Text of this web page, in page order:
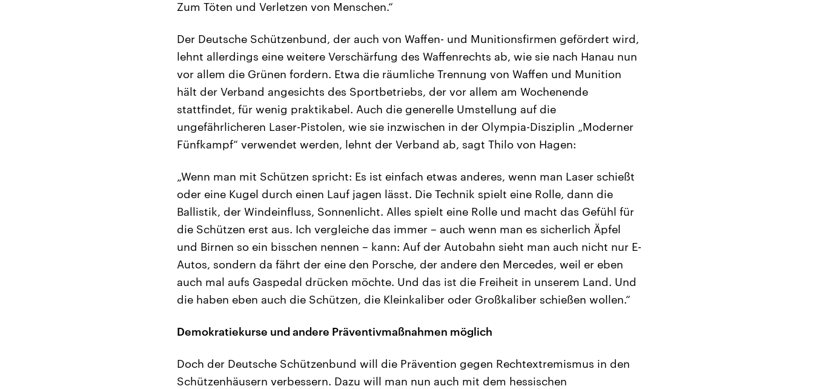
Zum Töten und Verletzen von Menschen.“
Der Deutsche Schützenbund, der auch von Waffen- und Munitionsfirmen gefördert wird,
lehnt allerdings eine weitere Verschärfung des Waffenrechts ab, wie sie nach Hanau nun
vor allem die Grünen fordern. Etwa die räumliche Trennung von Waffen und Munition
hält der Verband angesichts des Sportbetriebs, der vor allem am Wochenende
stattfindet, für wenig praktikabel. Auch die generelle Umstellung auf die
ungefährlicheren Laser-Pistolen, wie sie inzwischen in der Olympia-Disziplin „Moderner
Fünfkampf“ verwendet werden, lehnt der Verband ab, sagt Thilo von Hagen:
„Wenn man mit Schützen spricht: Es ist einfach etwas anderes, wenn man Laser schießt
oder eine Kugel durch einen Lauf jagen lässt. Die Technik spielt eine Rolle, dann die
Ballistik, der Windeinfluss, Sonnenlicht. Alles spielt eine Rolle und macht das Gefühl für
die Schützen erst aus. Ich vergleiche das immer – auch wenn man es sicherlich Äpfel
und Birnen so ein bisschen nennen – kann: Auf der Autobahn sieht man auch nicht nur E-
Autos, sondern da fährt der eine den Porsche, der andere den Mercedes, weil er eben
auch mal aufs Gaspedal drücken möchte. Und das ist die Freiheit in unserem Land. Und
die haben eben auch die Schützen, die Kleinkaliber oder Großkaliber schießen wollen.“
Demokratiekurse und andere Präventivmaßnahmen möglich
Doch der Deutsche Schützenbund will die Prävention gegen Rechtextremismus in den
Schützenhäusern verbessern. Dazu will man nun auch mit dem hessischen